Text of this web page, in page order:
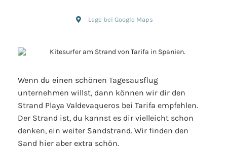
Lage bei Google Maps
Wenn du einen schönen Tagesausflug
unternehmen willst, dann können wir dir den
Strand Playa Valdevaqueros bei Tarifa empfehlen.
Der Strand ist, du kannst es dir vielleicht schon
denken, ein weiter Sandstrand. Wir finden den
Sand hier aber extra schön.